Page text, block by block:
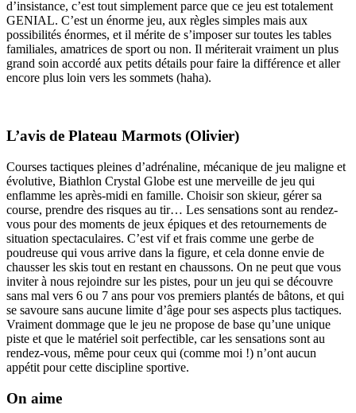
d’insistance, c’est tout simplement parce que ce jeu est totalement
GENIAL. C’est un énorme jeu, aux règles simples mais aux
possibilités énormes, et il mérite de s’imposer sur toutes les tables
familiales, amatrices de sport ou non. Il mériterait vraiment un plus
grand soin accordé aux petits détails pour faire la différence et aller
encore plus loin vers les sommets (haha).
L’avis de Plateau Marmots (Olivier)
Courses tactiques pleines d’adrénaline, mécanique de jeu maligne et
évolutive, Biathlon Crystal Globe est une merveille de jeu qui
enflamme les après-midi en famille. Choisir son skieur, gérer sa
course, prendre des risques au tir… Les sensations sont au rendez-
vous pour des moments de jeux épiques et des retournements de
situation spectaculaires. C’est vif et frais comme une gerbe de
poudreuse qui vous arrive dans la figure, et cela donne envie de
chausser les skis tout en restant en chaussons. On ne peut que vous
inviter à nous rejoindre sur les pistes, pour un jeu qui se découvre
sans mal vers 6 ou 7 ans pour vos premiers plantés de bâtons, et qui
se savoure sans aucune limite d’âge pour ses aspects plus tactiques.
Vraiment dommage que le jeu ne propose de base qu’une unique
piste et que le matériel soit perfectible, car les sensations sont au
rendez-vous, même pour ceux qui (comme moi !) n’ont aucun
appétit pour cette discipline sportive.
On aime